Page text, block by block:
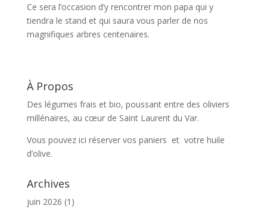
Ce sera l’occasion d’y rencontrer mon papa qui y
tiendra le stand et qui saura vous parler de nos
magnifiques arbres centenaires.
À Propos
Des légumes frais et bio, poussant entre des oliviers
millénaires, au cœur de Saint Laurent du Var.
Vous pouvez ici réserver vos paniers et votre huile
d’olive.
Archives
juin 2026 (1)